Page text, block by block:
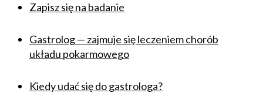
Zapisz się na badanie
Gastrolog — zajmuje się leczeniem chorób
układu pokarmowego
Kiedy udać się do gastrologa?